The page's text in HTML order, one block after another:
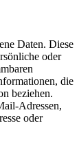
Daten. Diese
oder
die
beziehen.
Adressen,
oder